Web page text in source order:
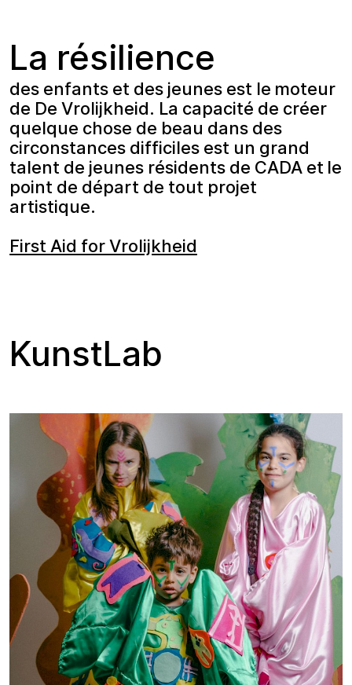
La résilience
des enfants et des jeunes est le moteur
de De Vrolijkheid. La capacité de créer
quelque chose de beau dans des
circonstances difficiles est un grand
talent de jeunes résidents de CADA et le
point de départ de tout projet
artistique.
First Aid for Vrolijkheid
KunstLab